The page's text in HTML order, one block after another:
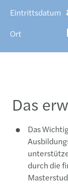
Eintrittsdatum
Ort
Das
Das
durch die